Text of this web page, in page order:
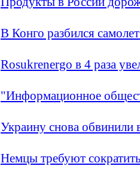
В Конго разбился
Rosukrenergo в 4 раза
"Информационное
Украину снова обвинили
Немцы требуют